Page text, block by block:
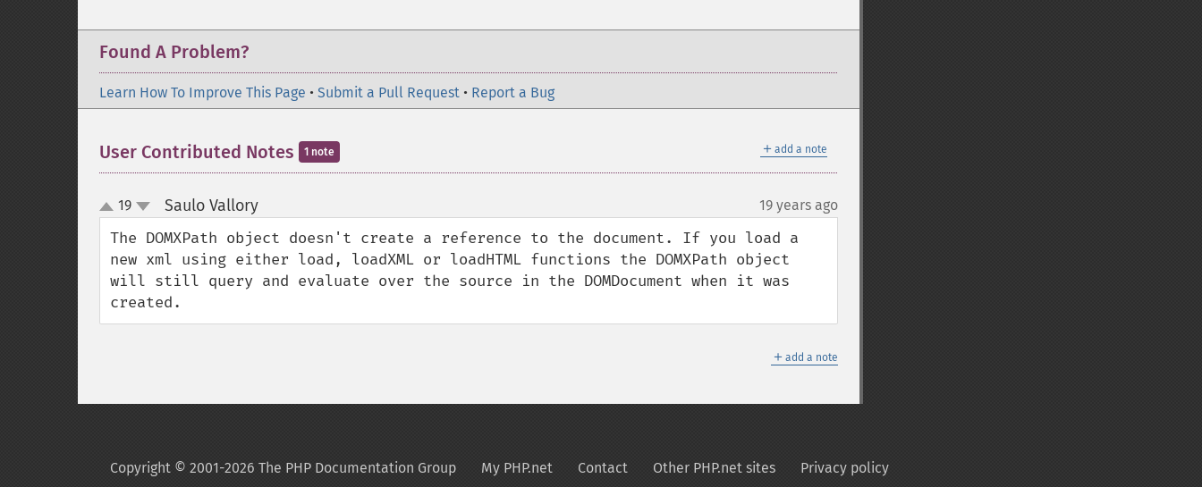
Found A Problem?
Learn How To Improve This Page • Submit a Pull Request • Report a Bug
＋ add a note
User Contributed Notes 1 note
up
down
19 Saulo Vallory¶ 19 years ago
The DOMXPath object doesn't create a reference to the document. If you load a
new xml using either load, loadXML or loadHTML functions the DOMXPath object
will still query and evaluate over the source in the DOMDocument when it was
created.
＋ add a note
Copyright © 2001-2026 The PHP Documentation Group My PHP.net Contact Other PHP.net sites Privacy policy